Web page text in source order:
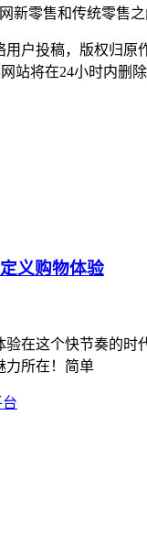
新零售和传统零售
户投稿，版权归原
站将在24小时内删除
义购物体验
在这个快节奏的
力所在！简单